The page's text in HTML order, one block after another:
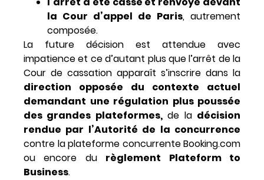
la Cour d’appel de Paris, autrement
composée.
La future décision est attendue avec
impatience et ce d’autant plus que l’arrêt de la
Cour de cassation apparaît s’inscrire dans la
direction opposée du contexte actuel
demandant une régulation plus poussée
des grandes plateformes,de la décision
rendue par l’Autorité de la concurrence
contre la plateforme concurrente Booking.com
ou encore du règlement Plateform to
Business.